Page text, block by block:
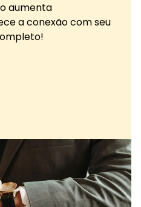
aumenta
a conexão com seu